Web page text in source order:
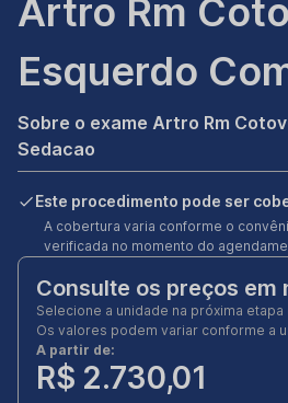
Artro Rm
Esquerdo
Sobre o exame Artro Rm
Sedacao
Este procedimento pode ser
A cobertura varia conforme o
verificada no momento do
Consulte os preços em
Selecione a unidade na próxima
Os valores podem variar conforme a
A partir de:
R$ 2.730,01